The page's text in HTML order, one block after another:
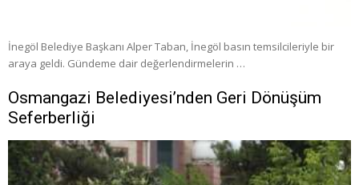
İnegöl Belediye Başkanı Alper Taban, İnegöl basın temsilcileriyle bir
araya geldi. Gündeme dair değerlendirmelerin …
Osmangazi Belediyesi’nden Geri Dönüşüm
Seferberliği